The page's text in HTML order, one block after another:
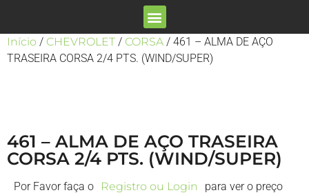
Início / CHEVROLET / CORSA / 461 – ALMA DE AÇO
TRASEIRA CORSA 2/4 PTS. (WIND/SUPER)
461 – ALMA DE AÇO TRASEIRA
CORSA 2/4 PTS. (WIND/SUPER)
Por Favor faça o Registro ou Login
para ver o preço